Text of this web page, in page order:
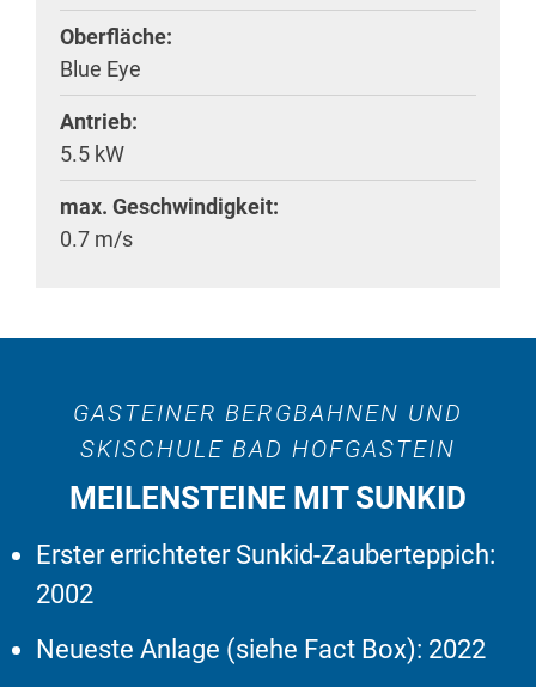
Oberfläche:
Blue Eye
Antrieb:
5.5 kW
max. Geschwindigkeit:
0.7 m/s
GASTEINER BERGBAHNEN UND
SKISCHULE BAD HOFGASTEIN
MEILENSTEINE MIT SUNKID
Erster errichteter Sunkid-Zauberteppich:
2002
Neueste Anlage (siehe Fact Box): 2022